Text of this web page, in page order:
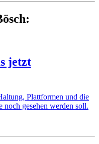
jetzt
Plattformen und die
noch gesehen werden soll.